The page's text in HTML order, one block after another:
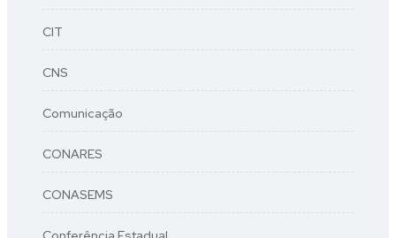
CIT
CNS
Comunicação
CONARES
CONASEMS